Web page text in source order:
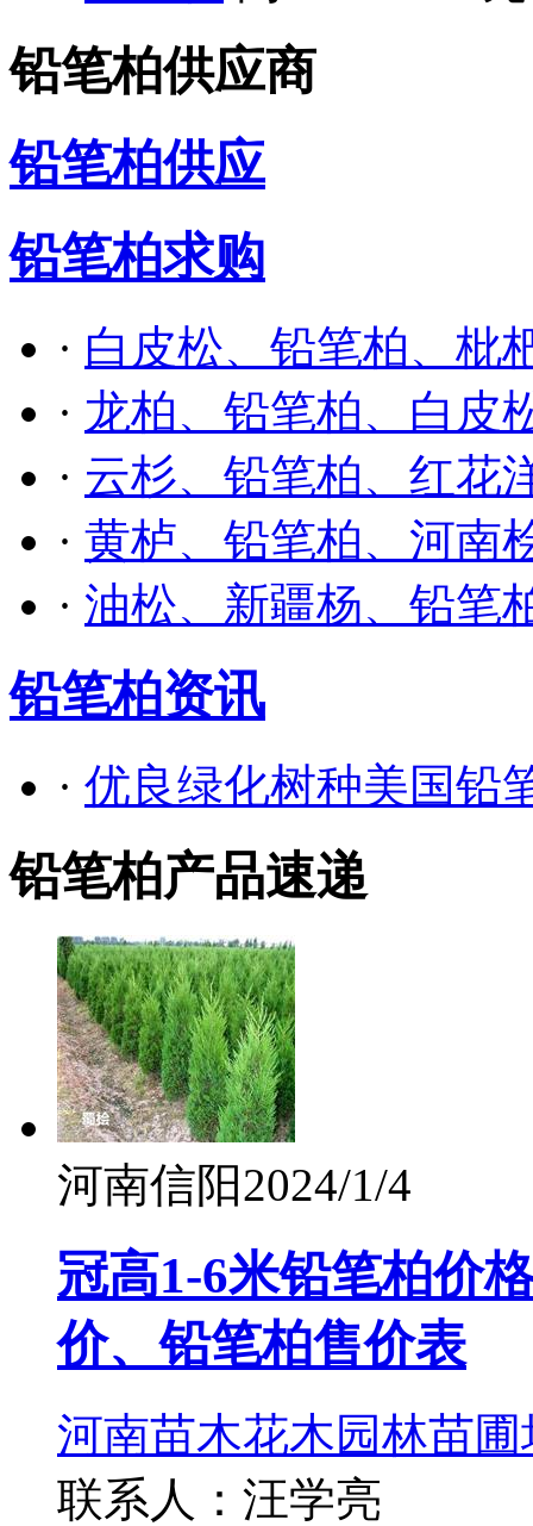
铅笔柏供应商
铅笔柏供应
铅笔柏求购
· 白皮松、铅笔柏、枇
· 龙柏、铅笔柏、白皮
· 云杉、铅笔柏、红花
· 黄栌、铅笔柏、河南
· 油松、新疆杨、铅笔
铅笔柏资讯
· 优良绿化树种美国铅
铅笔柏产品速递
河南信阳2024/1/4
冠高1-6米铅笔柏价
价、铅笔柏售价表
河南苗木花木园林苗圃
联系人：汪学亮